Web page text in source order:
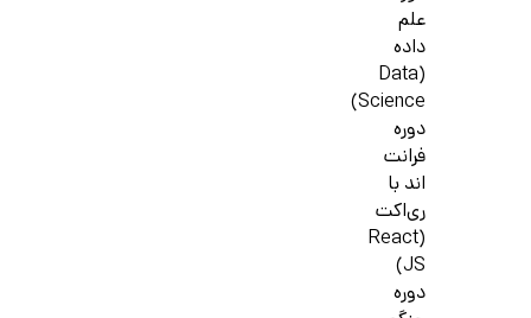
علم
داده
(Data
Science)
دوره
فرانت
اند با
ری‌اکت
(React
JS)
دوره